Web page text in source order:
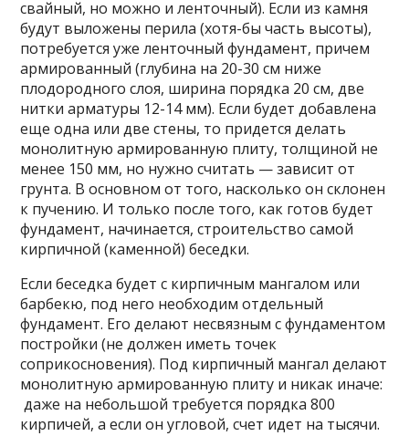
свайный, но можно и ленточный). Если из камня
будут выложены перила (хотя-бы часть высоты),
потребуется уже ленточный фундамент, причем
армированный (глубина на 20-30 см ниже
плодородного слоя, ширина порядка 20 см, две
нитки арматуры 12-14 мм). Если будет добавлена
еще одна или две стены, то придется делать
монолитную армированную плиту, толщиной не
менее 150 мм, но нужно считать — зависит от
грунта. В основном от того, насколько он склонен
к пучению. И только после того, как готов будет
фундамент, начинается, строительство самой
кирпичной (каменной) беседки.
Если беседка будет с кирпичным мангалом или
барбекю, под него необходим отдельный
фундамент. Его делают несвязным с фундаментом
постройки (не должен иметь точек
соприкосновения). Под кирпичный мангал делают
монолитную армированную плиту и никак иначе:
даже на небольшой требуется порядка 800
кирпичей, а если он угловой, счет идет на тысячи.